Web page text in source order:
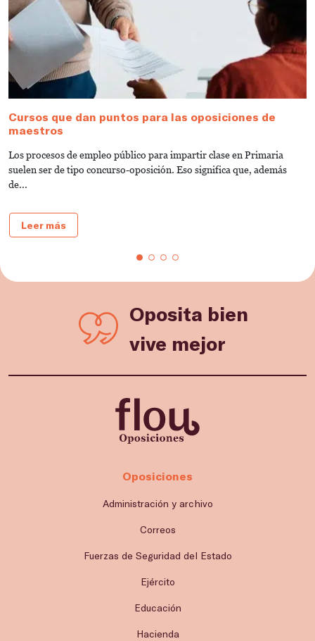
Cursos que dan puntos para las oposiciones de
maestros
Los procesos de empleo público para impartir clase en Primaria
suelen ser de tipo concurso-oposición. Eso significa que, además
de...
Leer más
Oposita bien
vive mejor
Oposiciones
Administración y archivo
Correos
Fuerzas de Seguridad del Estado
Ejército
Educación
Hacienda